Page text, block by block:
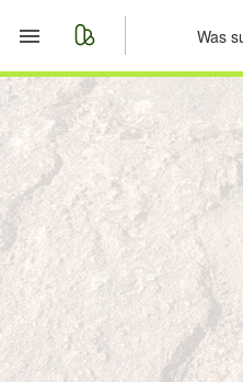
Start
Merkliste
Nachrichten
Anzeige aufgeben